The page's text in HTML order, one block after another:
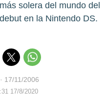
solera del mundo del
en la Nintendo DS.
17/11/2006
17/8/2020